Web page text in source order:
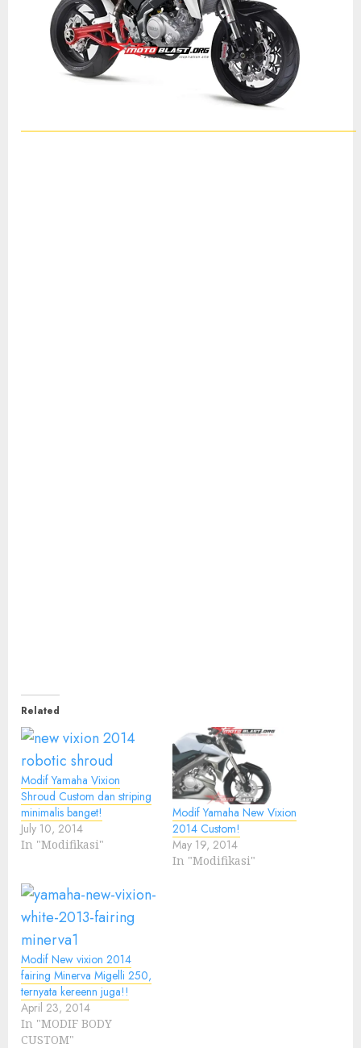
Related
Modif Yamaha Vixion
Shroud Custom dan striping
minimalis banget!
July 10, 2014
In "Modifikasi"
Modif Yamaha New Vixion
2014 Custom!
May 19, 2014
In "Modifikasi"
Modif New vixion 2014
fairing Minerva Migelli 250,
ternyata kereenn juga!!
April 23, 2014
In "MODIF BODY
CUSTOM"